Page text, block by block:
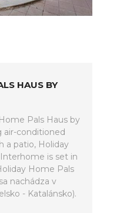
HAUS BY
Pals Haus by
air-conditioned
a patio, Holiday
is set in
Home Pals
nachádza v
- Katalánsko).